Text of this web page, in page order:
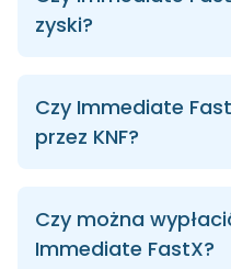
zyski?
Czy Immediate
przez KNF?
Czy można
Immediate FastX?